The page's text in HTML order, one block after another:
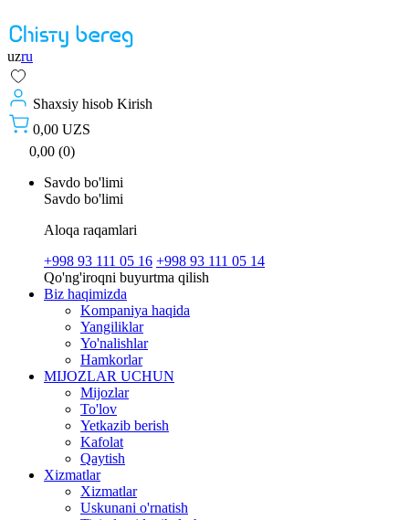
uzru
Shaxsiy hisob Kirish
0,00 UZS
0,00 (0)
Savdo bo'limi
Savdo bo'limi
Aloqa raqamlari
+998 93 111 05 16 +998 93 111 05 14
Qo'ng'iroqni buyurtma qilish
Biz haqimizda
Kompaniya haqida
Yangiliklar
Yo'nalishlar
Hamkorlar
MIJOZLAR UCHUN
Mijozlar
To'lov
Yetkazib berish
Kafolat
Qaytish
Xizmatlar
Xizmatlar
Uskunani o'rnatish